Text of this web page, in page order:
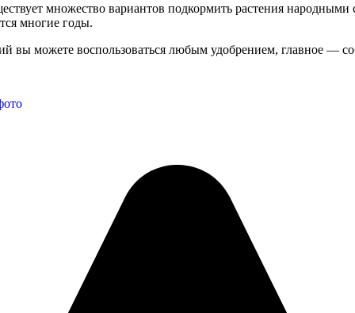
множество вариантов подкормить растения народными
многие годы.
вы можете воспользоваться любым удобрением, главное —